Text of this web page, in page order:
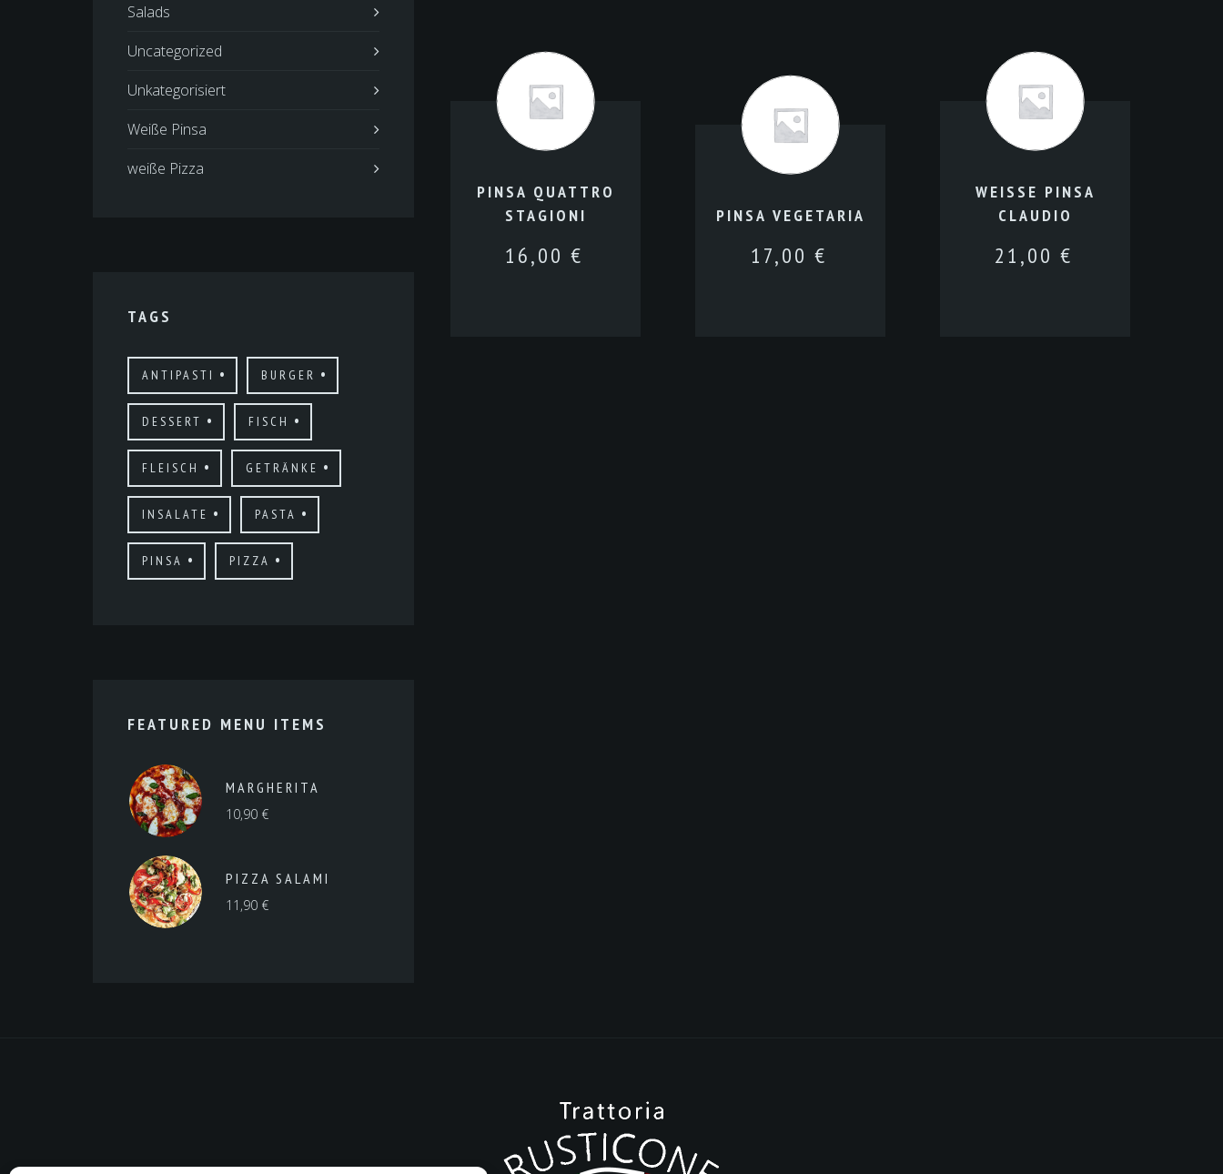
PINSA QUATTRO
STAGIONI
16,00 €
PINSA VEGETARIA
17,00 €
WEISSE PINSA
CLAUDIO
21,00 €
Salads
Uncategorized
Unkategorisiert
Weiße Pinsa
weiße Pizza
TAGS
ANTIPASTI BURGER
DESSERT FISCH
FLEISCH GETRÄNKE
INSALATE PASTA
PINSA PIZZA
FEATURED MENU ITEMS
MARGHERITA
10,90 €
PIZZA SALAMI
11,90 €